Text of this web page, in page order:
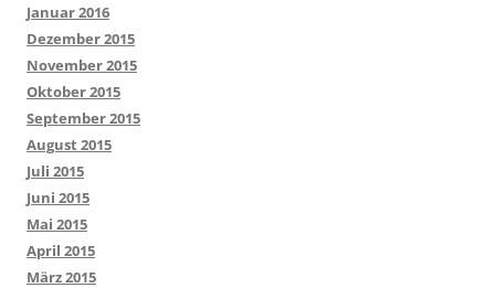
Januar 2016
Dezember 2015
November 2015
Oktober 2015
September 2015
August 2015
Juli 2015
Juni 2015
Mai 2015
April 2015
März 2015